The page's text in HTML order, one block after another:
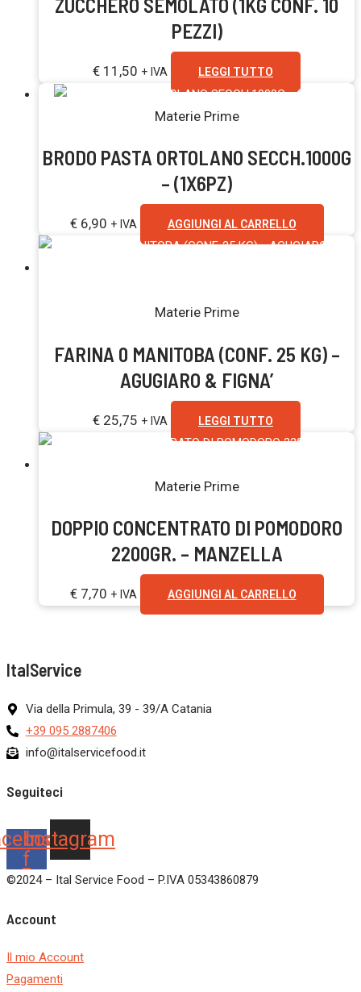
PEZZI)
€ 11,50 + IVA LEGGI TUTTO
Materie Prime
BRODO PASTA ORTOLANO SECCH.1000G
– (1X6PZ)
€6,90 + IVA AGGIUNGI AL CARRELLO
Materie Prime
FARINA 0 MANITOBA (CONF. 25 KG) –
AGUGIARO & FIGNA’
€ 25,75 + IVA LEGGI TUTTO
Materie Prime
DOPPIO CONCENTRATO DI POMODORO
2200GR. – MANZELLA
€7,70 + IVA AGGIUNGI AL CARRELLO
ItalService
Via della Primula, 39 - 39/A Catania
+39 095 2887406
info@italservicefood.it
Seguiteci
f
Instagram
©2024 – Ital Service Food – P.IVA 05343860879
Account
Il mio Account
Pagamenti